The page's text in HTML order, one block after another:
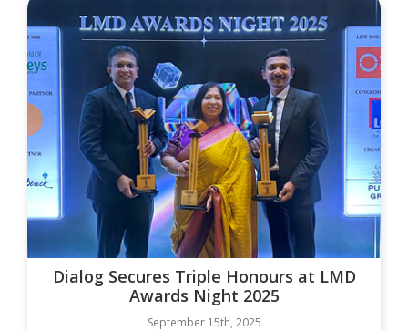
Dialog Secures Triple Honours at LMD
Awards Night 2025
September 15th, 2025